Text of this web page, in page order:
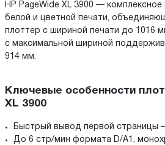
HP PageWide XL 3900 —
белой и цветной печати,
плоттер с шириной печати до 1016
с максимальной шириной
914 мм.
Ключевые особенности
XL 3900
Быстрый вывод первой страницы
До 6 стр/мин формата D/A1,